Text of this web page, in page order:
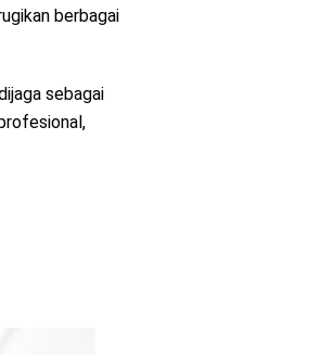
berbagai
sebagai